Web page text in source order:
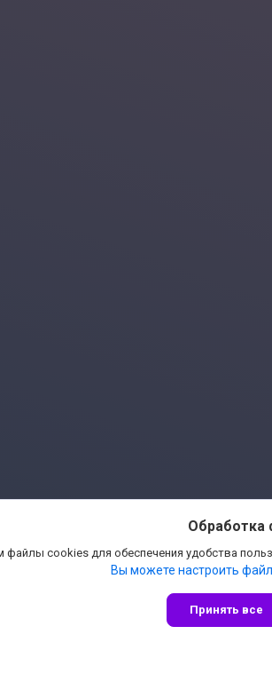
Обработка
cookies для обеспечения удобства
Вы можете настроить
Принять все